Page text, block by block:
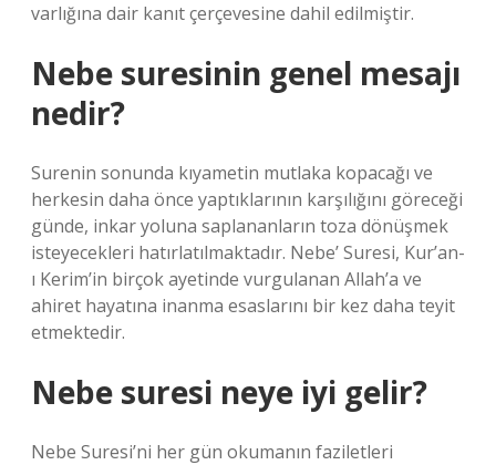
varlığına dair kanıt çerçevesine dahil edilmiştir.
Nebe suresinin genel mesajı
nedir?
Surenin sonunda kıyametin mutlaka kopacağı ve
herkesin daha önce yaptıklarının karşılığını göreceği
günde, inkar yoluna saplananların toza dönüşmek
isteyecekleri hatırlatılmaktadır. Nebe’ Suresi, Kur’an-
ı Kerim’in birçok ayetinde vurgulanan Allah’a ve
ahiret hayatına inanma esaslarını bir kez daha teyit
etmektedir.
Nebe suresi neye iyi gelir?
Nebe Suresi’ni her gün okumanın faziletleri